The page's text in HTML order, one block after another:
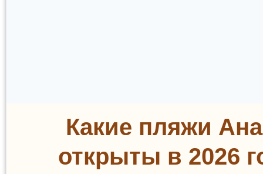
Какие пляжи
открыты в 2026